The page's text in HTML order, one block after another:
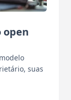
open
suas